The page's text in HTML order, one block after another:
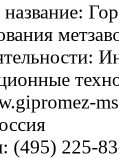
(495) 225-